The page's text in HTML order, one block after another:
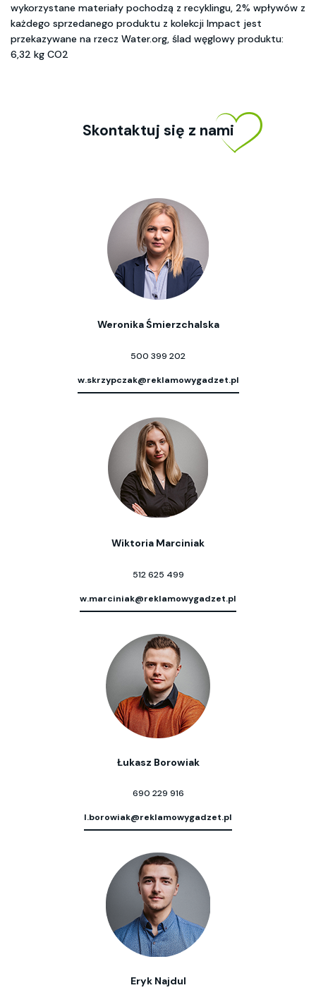
wykorzystane materiały pochodzą z recyklingu, 2% wpływów z
każdego sprzedanego produktu z kolekcji Impact jest
przekazywane na rzecz Water.org, ślad węglowy produktu:
6,32 kg CO2
Skontaktuj się z nami
Weronika Śmierzchalska
500 399 202
w.skrzypczak@reklamowygadzet.pl
Wiktoria Marciniak
512 625 499
w.marciniak@reklamowygadzet.pl
Łukasz Borowiak
690 229 916
l.borowiak@reklamowygadzet.pl
Eryk Najdul